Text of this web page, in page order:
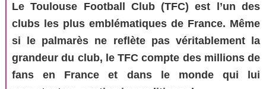
Le Toulouse Football Club (TFC) est l’un des
clubs les plus emblématiques de France. Même
si le palmarès ne reflète pas véritablement la
grandeur du club, le TFC compte des millions de
fans en France et dans le monde qui lui